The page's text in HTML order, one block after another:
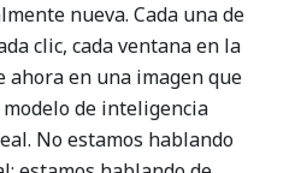
nueva. Cada una de
clic, cada ventana en la
ahora en una imagen que
de inteligencia
No estamos hablando